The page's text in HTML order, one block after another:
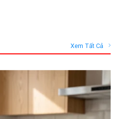
Xem Tất Cả